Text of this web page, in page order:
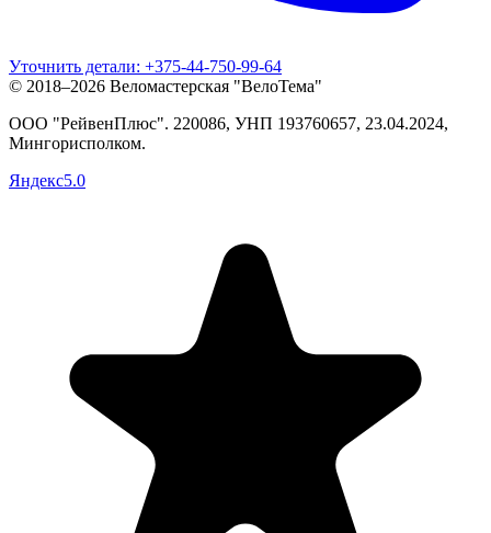
Уточнить детали: +375-44-750-99-64
© 2018–2026 Веломастерская "ВелоТема"
ООО "РейвенПлюс". 220086, УНП 193760657, 23.04.2024,
Мингорисполком.
Яндекс5.0